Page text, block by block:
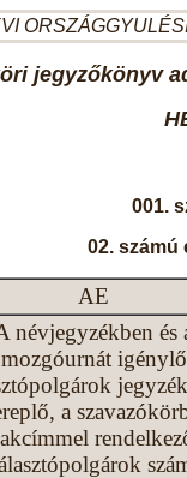
jegyzőkönyv
001.
02. számú
AE
névjegyzékben és
mozgóurnát igénylő
a